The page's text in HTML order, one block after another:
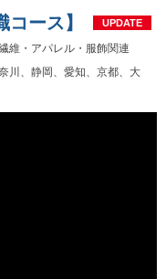
維・アパレル・服飾関連
川、静岡、愛知、京都、大
ース】 UPDATE